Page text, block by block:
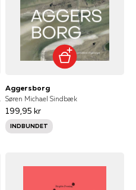
Aggersborg
Søren Michael Sindbæk
199,95 kr
INDBUNDET